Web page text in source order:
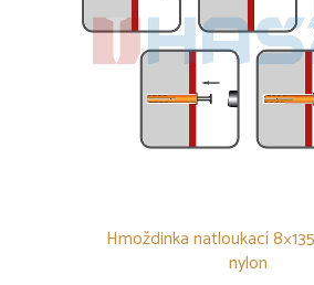
Hmoždinka natloukací
nylon